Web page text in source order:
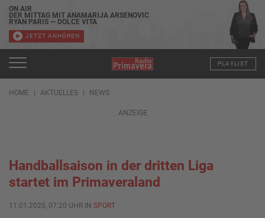
ON AIR
DER MITTAG MIT ANAMARIJA ARSENOVIC
RYAN PARIS — DOLCE VITA
JETZT ANHÖREN
PLAYLIST
HOME AKTUELLES NEWS
ANZEIGE
Handballsaison in der dritten Liga
startet im Primaveraland
11.01.2025, 07:20 UHR IN SPORT